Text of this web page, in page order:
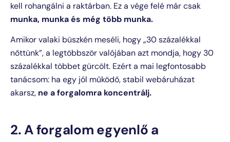
kell rohangálni a raktárban. Ez a vége felé már csak
munka, munka és még több munka.
Amikor valaki büszkén meséli, hogy „30 százalékkal
nőttünk”, a legtöbbször valójában azt mondja, hogy 30
százalékkal többet gürcölt. Ezért a mai legfontosabb
tanácsom: ha egy jól működő, stabil webáruházat
akarsz, ne a forgalomra koncentrálj.
2. A forgalom egyenlő a